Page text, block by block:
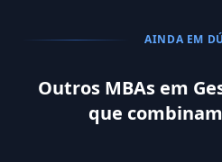
AINDA EM
Outros MBAs em
que